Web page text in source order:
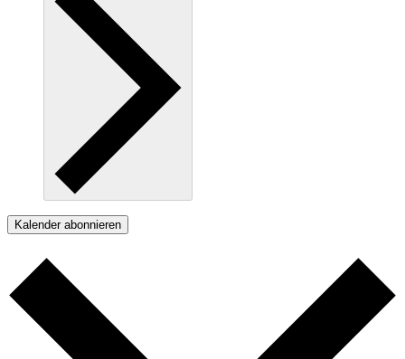
Kalender abonnieren